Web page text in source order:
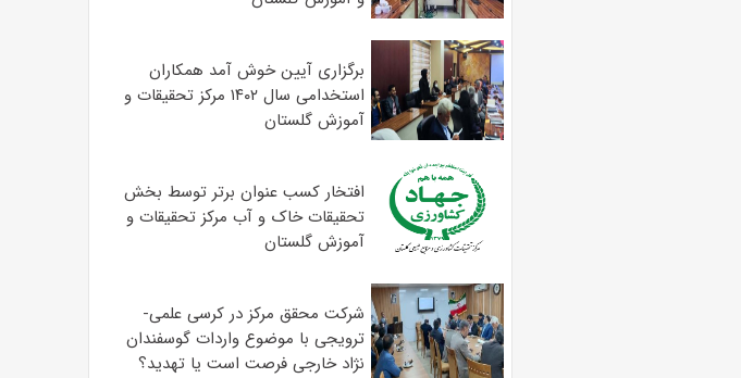
برگزاری آیین خوش آمد همکاران
استخدامی سال ۱۴۰۲ مرکز تحقیقات و
آموزش گلستان
افتخار کسب عنوان برتر توسط بخش
تحقیقات خاک و آب مرکز تحقیقات و
آموزش گلستان
شرکت محقق مرکز در کرسی علمی-
ترویجی با موضوع واردات گوسفندان
نژاد خارجی فرصت است یا تهدید؟